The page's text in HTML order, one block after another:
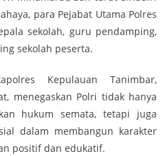
para Pejabat Utama Polres
sekolah, guru pendamping,
sekolah peserta.
Kepulauan Tanimbar,
menegaskan Polri tidak hanya
hukum semata, tetapi juga
dalam membangun karakter
positif dan edukatif.